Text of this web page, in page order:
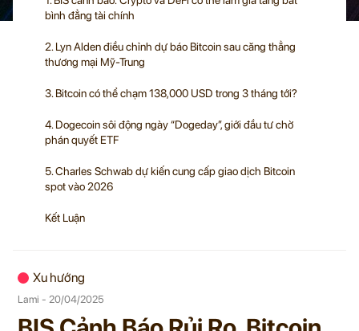
bình đẳng tài chính
2. Lyn Alden điều chỉnh dự báo Bitcoin sau căng thẳng
thương mại Mỹ-Trung
3. Bitcoin có thể chạm 138,000 USD trong 3 tháng tới?
4. Dogecoin sôi động ngày “Dogeday”, giới đầu tư chờ
phán quyết ETF
5. Charles Schwab dự kiến cung cấp giao dịch Bitcoin
spot vào 2026
Kết Luận
Xu hướng
Lami - 20/04/2025